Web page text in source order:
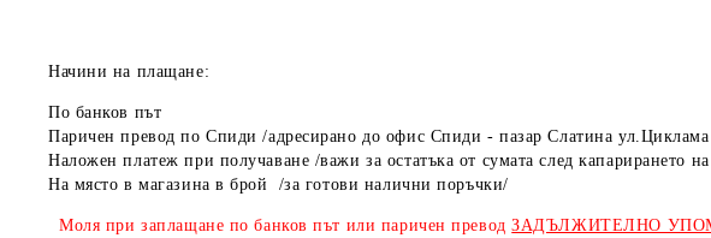
Начини на плащане:
По банков път
Паричен превод по Спиди /адресирано до офис Спиди - пазар Слатина
Наложен платеж при получаване /важи за остатъка от сумата след капарирането
На място в магазина в
Моля при заплащане по банков път или паричен преводЗАДЪЛЖИТЕЛНО